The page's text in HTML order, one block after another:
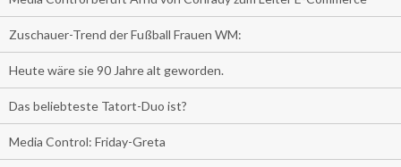
Zuschauer-Trend der Fußball Frauen WM:
Heute wäre sie 90 Jahre alt geworden.
Das beliebteste Tatort-Duo ist?
Media Control: Friday-Greta